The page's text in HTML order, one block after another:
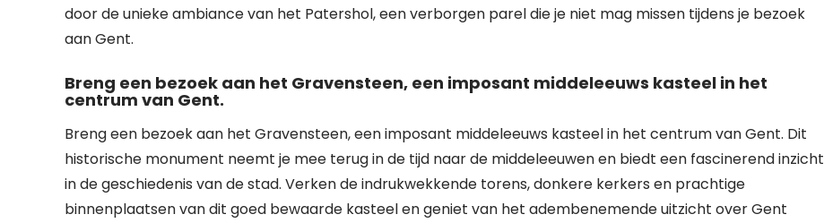
door de unieke ambiance van het Patershol, een verborgen parel die je niet mag missen tijdens je bezoek
aan Gent.
Breng een bezoek aan het Gravensteen, een imposant middeleeuws kasteel in het
centrum van Gent.
Breng een bezoek aan het Gravensteen, een imposant middeleeuws kasteel in het centrum van Gent. Dit
historische monument neemt je mee terug in de tijd naar de middeleeuwen en biedt een fascinerend inzicht
in de geschiedenis van de stad. Verken de indrukwekkende torens, donkere kerkers en prachtige
binnenplaatsen van dit goed bewaarde kasteel en geniet van het adembenemende uitzicht over Gent